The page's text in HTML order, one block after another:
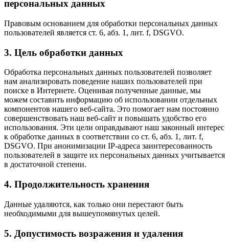
персональных данных
Правовым основанием для обработки персональных данных
пользователей является ст. 6, абз. 1, лит. f, DSGVO.
3. Цель обработки данных
Обработка персональных данных пользователей позволяет
нам анализировать поведение наших пользователей при
поиске в Интернете. Оценивая полученные данные, мы
можем составить информацию об использовании отдельных
компонентов нашего веб-сайта. Это помогает нам постоянно
совершенствовать наш веб-сайт и повышать удобство его
использования. Эти цели оправдывают наш законный интерес
к обработке данных в соответствии со ст. 6, абз. 1, лит. f,
DSGVO. При анонимизации IP-адреса заинтересованность
пользователей в защите их персональных данных учитывается
в достаточной степени.
4. Продолжительность хранения
Данные удаляются, как только они перестают быть
необходимыми для вышеупомянутых целей.
5. Допустимость возражения и удаления